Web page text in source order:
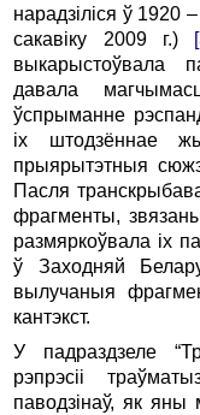
нарадзіліся ў 1920
сакавіку 2009 г.)
выкарыстоўвала
давала
ўспрыманне
іх штодзённае
прыярытэтныя
Пасля
фрагменты,
размяркоўвала іх
ў Заходняй
вылучаныя
кантэкст.
У падраздзеле
рэпрэсіі
паводзінаў, як яны